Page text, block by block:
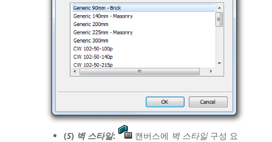
(S) 벽 스타일: 캔버스에 벽 스타일구성 요